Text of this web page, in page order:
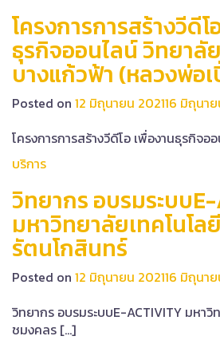
โครงการการสร้างวีดีโ
ธุรกิจออนไลน์ วิทยาลั
บางแก้วฟ้า (หลวงพ่อ
Posted on 12 มิถุนายน 202116 มิถุนา
โครงการการสร้างวีดีโอ เพื่องานธุรกิจ
บริการ
วิทยากร อบรมระบบ
มหาวิทยาลัยเทคโนโล
รัตนโกสินทร์
Posted on 12 มิถุนายน 202116 มิถุนา
วิทยากร อบรมระบบE-ACTIVITY มหาวิ
ชมงคลร […]